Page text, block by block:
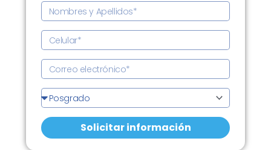
N
o
m
b
r
s
y
p
e
C
e
l
u
l
a
C
o
r
r
e
o
G
r
a
d
Solicitar información